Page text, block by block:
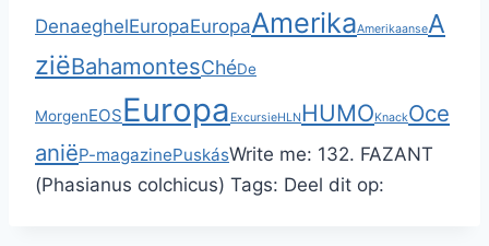
DenaeghelEuropaEuropaAmerikaAmerikaanseA
ziëBahamontesChéDe
MorgenEOSEuropa ExcursieHLNHUMOKnackOce
aniëP-magazinePuskásWrite me: 132. FAZANT
(Phasianus colchicus) Tags: Deel dit op: